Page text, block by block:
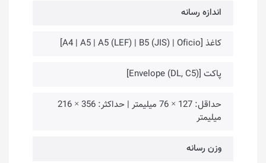
اندازه رسانه
کاغذ [A4 | A5 | A5 (LEF) | B5 (JIS) | Oficio]
پاکت [Envelope (DL, C5)]
حداقل: 127 × 76 میلیمتر | حداکثر: 356 × 216
میلیمتر
وزن رسانه